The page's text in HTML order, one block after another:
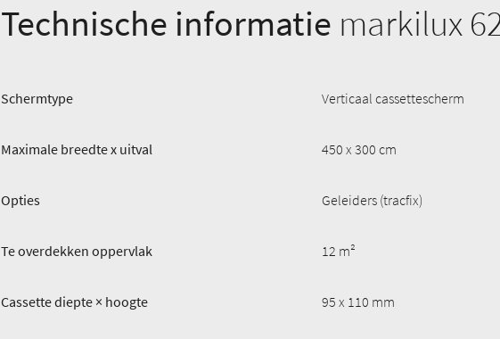
Technische informatie markilux
Schermtype Verticaal cassettescherm
Maximale breedte x uitval 450 x 300 cm
Opties Geleiders (tracfix)
Te overdekken oppervlak 12 m²
Cassette diepte × hoogte 95 x 110 mm